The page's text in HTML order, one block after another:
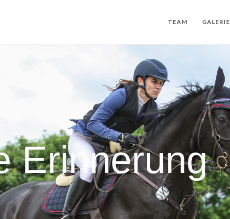
TEAM GALERIE
Erinnerung